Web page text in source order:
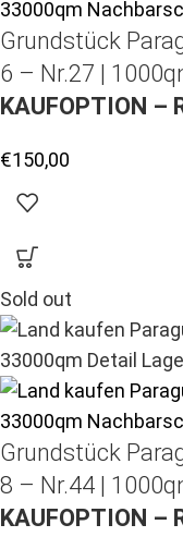
Grundstück
6 – Nr.27 |
KAUFOPTION –
€150,00
Sold out
Grundstück
8 – Nr.44 |
KAUFOPTION –